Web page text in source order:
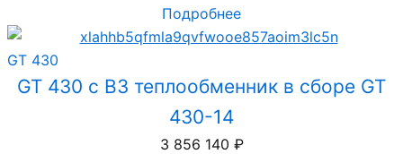
Подробнее
GT 430
GT 430 с B3 теплообменник в сборе GT
430-14
3 856 140 ₽